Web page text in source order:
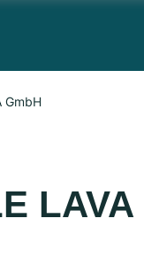
GmbH
LAVA